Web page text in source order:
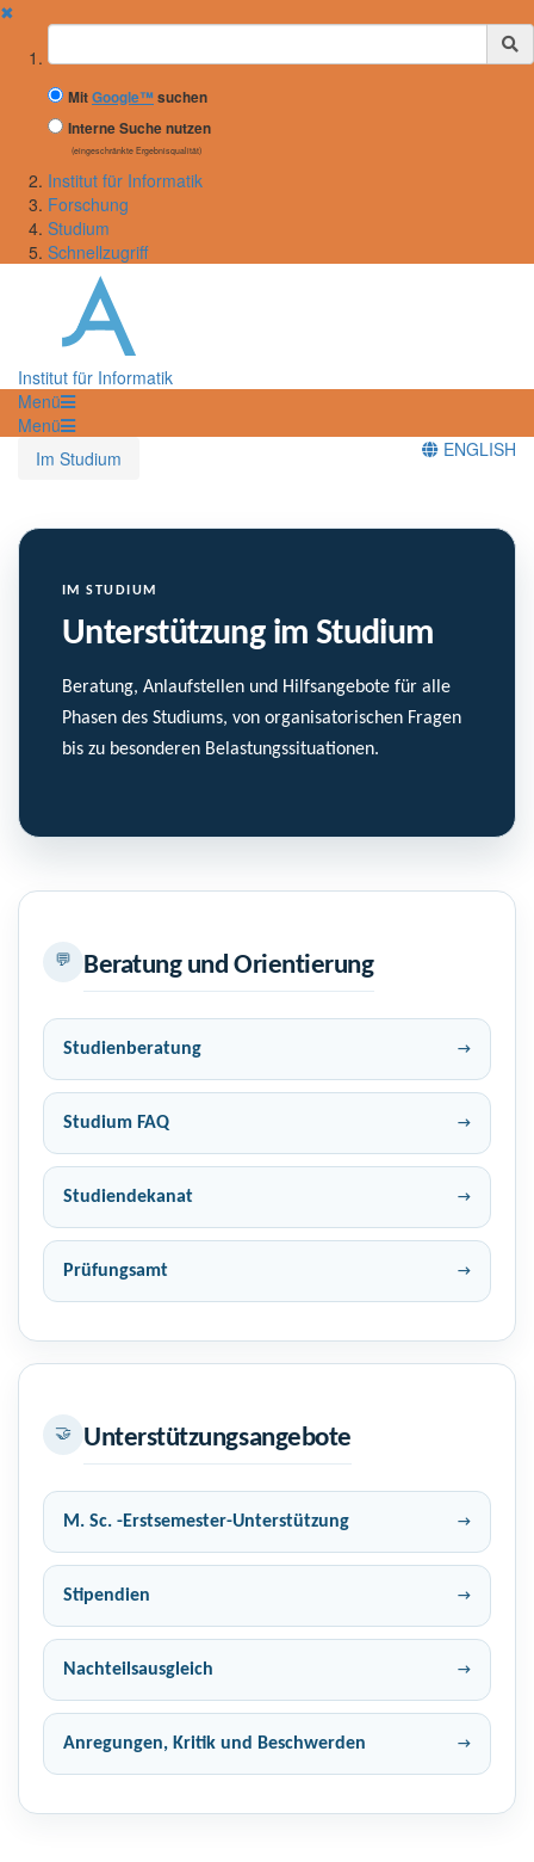
✖
Suchbegriff
MitGoogle™suchen
Interne Suche nutzen
(eingeschränkte Ergebnisqualität)
Institut für Informatik
Forschung
Studium
Schnellzugriff
Institut für Informatik
Menü
Menü
Im Studium
ENGLISH
IM STUDIUM
Unterstützung im Studium
Beratung, Anlaufstellen und Hilfsangebote für alle
Phasen des Studiums, von organisatorischen Fragen
bis zu besonderen Belastungssituationen.
💬 Beratung und Orientierung
Studienberatung
Studium FAQ
Studiendekanat
Prüfungsamt
🤝 Unterstützungsangebote
M. Sc. -Erstsemester-Unterstützung
Stipendien
Nachteilsausgleich
Anregungen, Kritik und Beschwerden